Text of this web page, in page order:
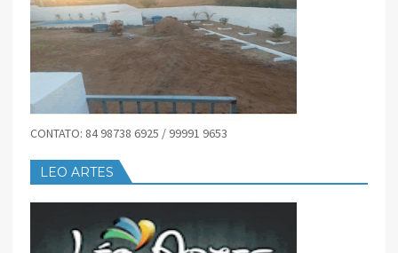
CONTATO: 84 98738 6925 / 99991 9653
LEO ARTES